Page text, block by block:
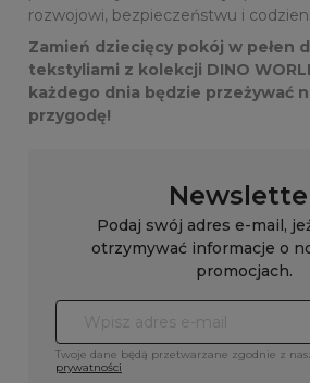
rozwojowi, bezpieczeństwu i
Zamień dziecięcy pokój w pełen
tekstyliami z kolekcji DINO
każdego dnia będzie przeżywać
przygodę!
Podaj swój adres e-mail,
otrzymywać informacje o
promocjach.
Twoje dane będą przetwarzane zgodnie z
prywatności